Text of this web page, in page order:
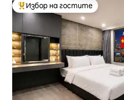
Най-популярен избор на
Избор на гостите